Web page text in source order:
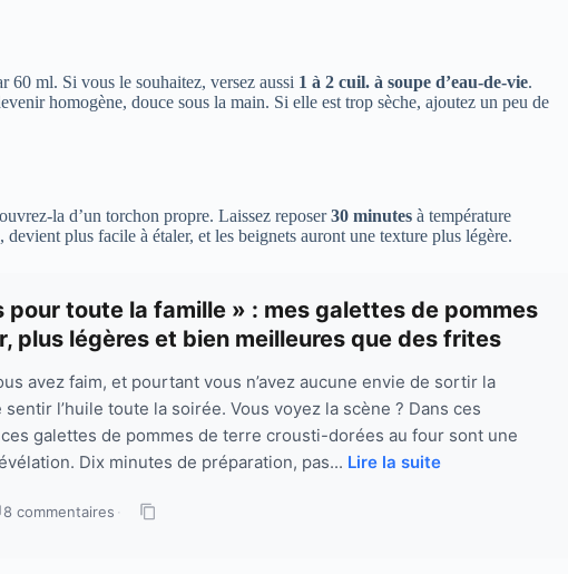
60 ml. Si vous le souhaitez, versez aussi 1 à 2 cuil. à soupe d’eau-de-vie.
homogène, douce sous la main. Si elle est trop sèche, ajoutez un peu de
la d’un torchon propre. Laissez reposer30 minutes à température
devient plus facile à étaler, et les beignets auront une texture plus légère.
pour toute la famille » : mes galettes de pommes
plus légères et bien meilleures que des frites
avez faim, et pourtant vous n’avez aucune envie de sortir la
l’huile toute la soirée. Vous voyez la scène ? Dans ces
galettes de pommes de terre crousti-dorées au four sont une
Dix minutes de préparation, pas... Lire la suite
8 commentaires ·